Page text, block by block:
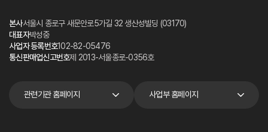
본사서울시 종로구 새문안로5가길 32 생산성빌딩 (03170)
대표자박성중
사업자 등록번호102-82-05476
통신판매업신고번호제 2013-서울종로-0356호
관련기관 홈페이지 사업부 홈페이지